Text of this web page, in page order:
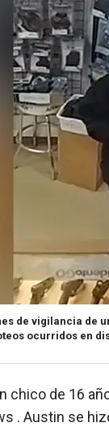
de vigilancia de
ocurridos en
chico de 16
. Austin se